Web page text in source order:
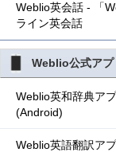
Weblio英会話 - 「
ライン英会話
Weblio公式アプ
Weblio英和辞典ア
(Android)
Weblio英語翻訳ア